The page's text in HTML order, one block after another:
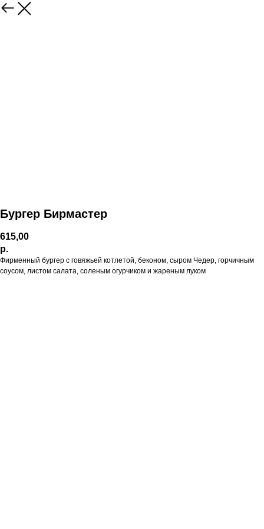
Бургер Бирмастер
615,00
р.
Фирменный бургер с говяжьей котлетой, беконом, сыром Чедер, горчичным
соусом, листом салата, соленым огурчиком и жареным луком